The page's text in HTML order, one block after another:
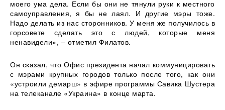
моего ума дела. Если бы они не тянули руки к местного
самоуправления, я бы не лаял. И другие мэры тоже.
Надо делать из нас сторонников. У меня же получилось в
горсовете сделать это с людей, которые меня
ненавидели», – отметил Филатов.
Он сказал, что Офис президента начал коммуницировать
с мэрами крупных городов только после того, как они
«устроили демарш» в эфире программы Савика Шустера
на телеканале «Украина» в конце марта.